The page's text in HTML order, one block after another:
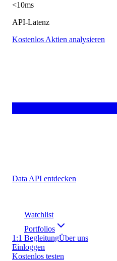
<10ms
API-Latenz
Kostenlos Aktien analysieren
Data API entdecken
Watchlist
Portfolios
1:1 BegleitungÜber uns
Einloggen
Kostenlos testen